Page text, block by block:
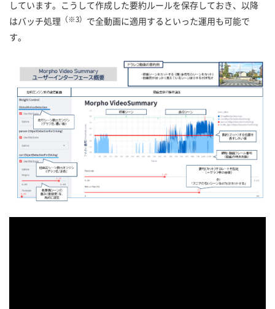
しています。こうして作成した要約ルールを保存しておき、以降
はバッチ処理 （※3） で全動画に適用するといった運用も可能で
す。